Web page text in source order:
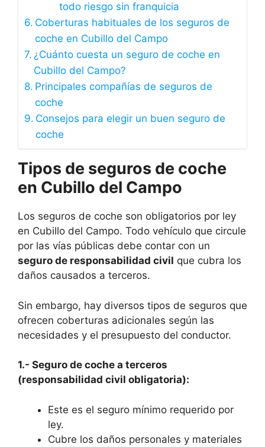
todo riesgo sin franquicia
Coberturas habituales de los seguros de
coche en Cubillo del Campo
¿Cuánto cuesta un seguro de coche en
Cubillo del Campo?
Principales compañías de seguros de
coche
Consejos para elegir un buen seguro de
coche
Tipos de seguros de coche
en Cubillo del Campo
Los seguros de coche son obligatorios por ley
en Cubillo del Campo. Todo vehículo que circule
por las vías públicas debe contar con un
seguro de responsabilidad civil que cubra los
daños causados a terceros.
Sin embargo, hay diversos tipos de seguros que
ofrecen coberturas adicionales según las
necesidades y el presupuesto del conductor.
1.- Seguro de coche a terceros
(responsabilidad civil obligatoria):
Este es el seguro mínimo requerido por
ley.
Cubre los daños personales y materiales